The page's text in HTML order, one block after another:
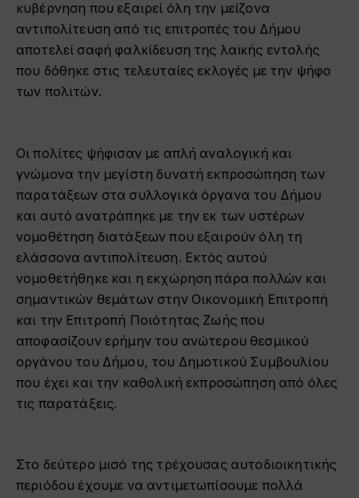
κυβέρνηση που εξαιρεί όλη την μείζονα
αντιπολίτευση από τις επιτροπές του Δήμου
αποτελεί σαφή φαλκίδευση της λαϊκής εντολής
που δόθηκε στις τελευταίες εκλογές με την ψήφο
των πολιτών.
Οι πολίτες ψήφισαν με απλή αναλογική και
γνώμονα την μεγίστη δυνατή εκπροσώπηση των
παρατάξεων στα συλλογικά όργανα του Δήμου
και αυτό ανατράπηκε με την εκ των υστέρων
νομοθέτηση διατάξεων που εξαιρούν όλη τη
ελάσσονα αντιπολίτευση. Εκτός αυτού
νομοθετήθηκε και η εκχώρηση πάρα πολλών και
σημαντικών θεμάτων στην Οικονομική Επιτροπή
και την Επιτροπή Ποιότητας Ζωής που
αποφασίζουν ερήμην του ανώτερου θεσμικού
οργάνου του Δήμου, του Δημοτικού Συμβουλίου
που έχει και την καθολική εκπροσώπηση από όλες
τις παρατάξεις.
Στο δεύτερο μισό της τρέχουσας αυτοδιοικητικής
περιόδου έχουμε να αντιμετωπίσουμε πολλά